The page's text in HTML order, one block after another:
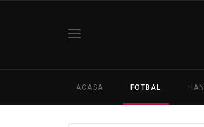
ACASA FOTBAL